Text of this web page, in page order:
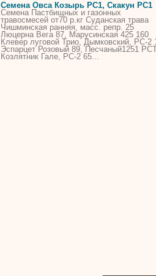
Семена Овса Козырь РС1, Скакун РС1
Семена Пастбищных и газонных
травосмесей от70 р.кг Суданская трава
Чишминская ранняя, масс. репр. 25
Люцерна Вега 87, Марусинская 425 160
Клевер луговой Трио, Дымковский, РС-2
Эспарцет Розовый 89, Песчаный1251
Козлятник Гале, РС-2 65...